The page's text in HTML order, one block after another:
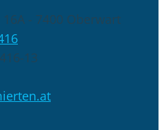
- 7400 Oberwart
13